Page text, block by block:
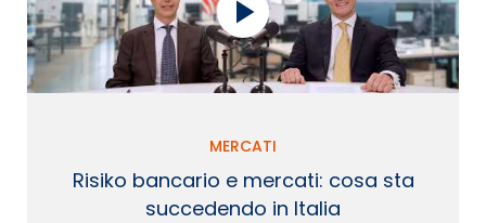
MERCATI
Risiko bancario e mercati: cosa sta
succedendo in Italia